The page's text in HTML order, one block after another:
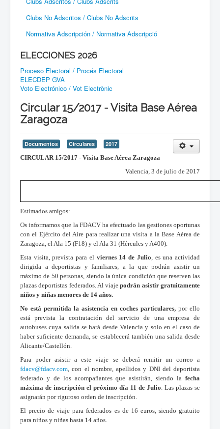
Clubs No Adscritos / Clubs No Adscrits
Normativa Adscripción / Normativa Adscripció
ELECCIONES 2026
Proceso Electoral / Procés Electoral
ELECDEP GVA
Voto Electrónico / Vot Electrònic
Circular 15/2017 - Visita Base Aérea
Zaragoza
Documentos Circulares
2017
CIRCULAR 15/2017 - Visita Base Aérea Zaragoza
Valencia, 3 de julio de 2017
Estimados amigos:
Os informamos que la FDACV ha efectuado las gestiones oportunas
con el Ejército del Aire para realizar una visita a la Base Aérea de
Zaragoza, el Ala 15 (F18) y el Ala 31 (Hércules y A400).
Esta visita, prevista para el viernes 14 de Julio , es una actividad
dirigida a deportistas y familiares, a la que podrán asistir un
máximo de 50 personas, siendo la única condición que reserven las
plazas deportistas federados. Al viajepodrán asistir gratuitamente
niños y niñas menores de 14 años.
No está permitida la asistencia en coches particulares, por ello
está prevista la contratación del servicio de una empresa de
autobuses cuya salida se hará desde Valencia y solo en el caso de
haber suficiente demanda, se establecerá también una salida desde
Alicante/Castellón.
Para poder asistir a este viaje se deberá remitir un correo a
fdacv@fdacv.com , con el nombre, apellidos y DNI del deportista
federado y de los acompañantes que asistirán, siendo la fecha
máxima de inscripción el próximo día 11 de Julio . Las plazas se
asignarán por riguroso orden de inscripción.
El precio de viaje para federados es de 16 euros, siendo gratuito
para niños y niñas hasta 14 años.